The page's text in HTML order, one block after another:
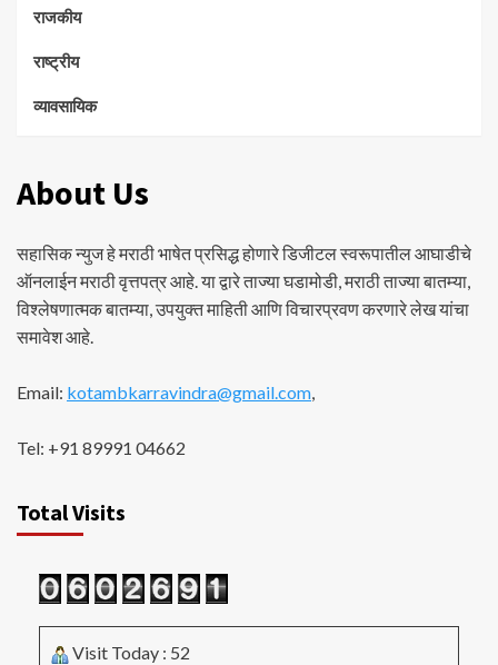
राजकीय
राष्ट्रीय
व्यावसायिक
About Us
सहासिक न्युज हे मराठी भाषेत प्रसिद्ध होणारे डिजीटल स्वरूपातील आघाडीचे
ऑनलाईन मराठी वृत्तपत्र आहे. या द्वारे ताज्या घडामोडी, मराठी ताज्या बातम्या,
विश्लेषणात्मक बातम्या, उपयुक्त माहिती आणि विचारप्रवण करणारे लेख यांचा
समावेश आहे.
Email: kotambkarravindra@gmail.com
Tel: +91 89991 04662
Total Visits
Visit Today : 52